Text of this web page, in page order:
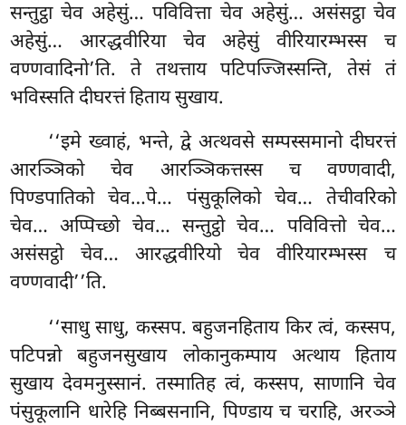
सन्तुट्ठा चेव अहेसुं… पविवित्ता चेव अहेसुं… असंसट्ठा चेव
अहेसुं… आरद्धवीरिया चेव अहेसुं वीरियारम्भस्स च
वण्णवादिनो’ति. ते तथत्ताय पटिपज्जिस्सन्ति, तेसं तं
भविस्सति दीघरत्तं हिताय सुखाय.
‘‘इमे ख्वाहं, भन्ते, द्वे अत्थवसे सम्पस्समानो दीघरत्तं
आरञ्ञिको चेव आरञ्ञिकत्तस्स च वण्णवादी,
पिण्डपातिको चेव…पे… पंसुकूलिको चेव… तेचीवरिको
चेव… अप्पिच्छो चेव… सन्तुट्ठो चेव… पविवित्तो चेव…
असंसट्ठो चेव… आरद्धवीरियो चेव वीरियारम्भस्स च
वण्णवादी’’ति.
‘‘साधु साधु, कस्सप. बहुजनहिताय किर त्वं, कस्सप,
पटिपन्नोबहुजनसुखाय लोकानुकम्पाय अत्थाय हिताय
सुखाय देवमनुस्सानं. तस्मातिह त्वं, कस्सप, साणानि चेव
पंसुकूलानि धारेहि निब्बसनानि, पिण्डाय च चराहि, अरञ्ञे